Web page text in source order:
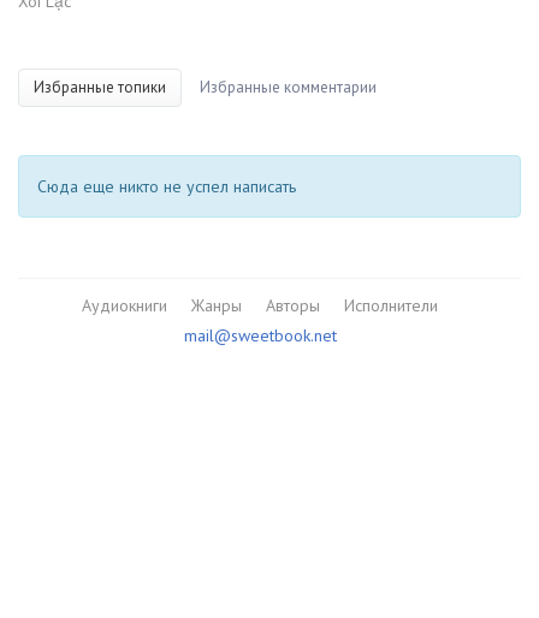
Избранные топики Избранные комментарии
Сюда еще никто не успел написать
Аудиокниги Жанры Авторы
Исполнители
mail@sweetbook.net